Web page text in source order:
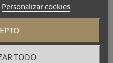
elaborado en oro amarillo de primera ley
por su diseño refinado y colorido. Es ideal
Personalizar cookies
TODO